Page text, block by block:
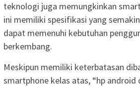
teknologi juga memungkinkan
ini memiliki spesifikasi yang
dapat memenuhi kebutuhan
berkembang.
Meskipun memiliki keterbatasan
smartphone kelas atas, “hp